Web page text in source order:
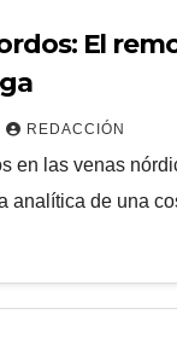
El
REDACCIÓN
en las venas
analítica de una